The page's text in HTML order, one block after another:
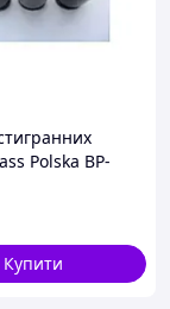
Polska BP-
для ремонту
Купити